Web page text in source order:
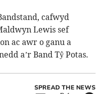
cafwyd
Lewis sef
ac awr o ganu a
a’r Band Tŷ Potas.
SPREAD THE NEWS